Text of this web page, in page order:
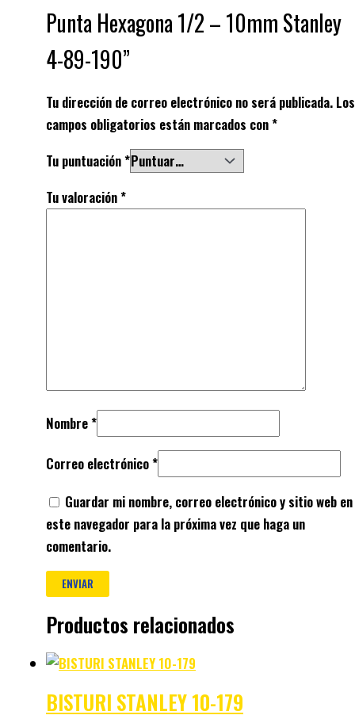
Punta Hexagona 1/2 – 10mm Stanley
4-89-190”
Tu dirección de correo electrónico no será publicada. Los
campos obligatorios están marcados con*
Tu puntuación*
Tu valoración*
Nombre*
Correo electrónico*
Guardar mi nombre, correo electrónico y sitio web en
este navegador para la próxima vez que haga un
comentario.
Productos relacionados
BISTURI STANLEY 10-179